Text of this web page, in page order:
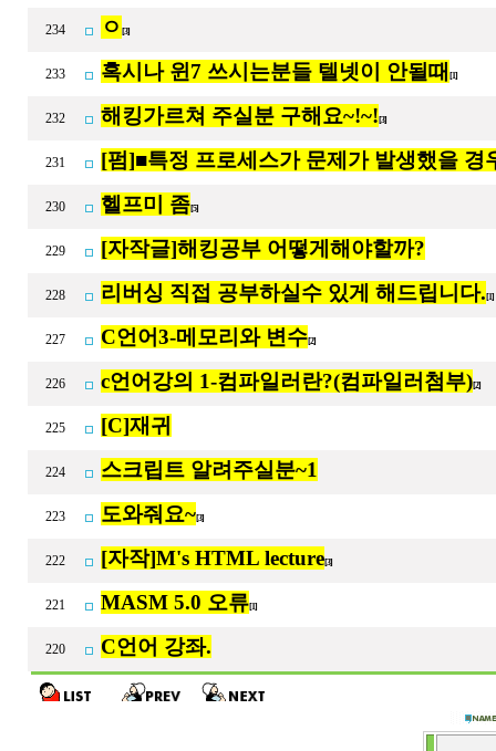
234 ㅇ [3]
233 혹시나 윈7 쓰시는분들 텔넷이 안될때 [1]
232 해킹가르쳐 주실분 구해요~!~! [3]
231 [펌]■특정 프로세스가 문제가 발생했을 경
230 헬프미 좀[5]
229 [자작글]해킹공부 어떻게해야할까?
228 리버싱 직접 공부하실수 있게 해드립니다.
227 C언어3-메모리와 변수[2]
226 c언어강의 1-컴파일러란?(컴파일러첨부)[2]
225 [C]재귀
224 스크립트 알려주실분~1
223 도와줘요~[3]
222 [자작]M's HTML lecture[3]
221 MASM 5.0 오류[1]
220 C언어 강좌.